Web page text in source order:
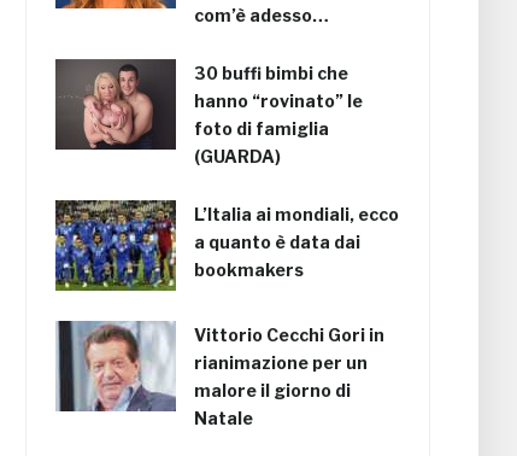
com’è adesso…
30 buffi bimbi che
hanno “rovinato” le
foto di famiglia
(GUARDA)
L’Italia ai mondiali, ecco
a quanto è data dai
bookmakers
Vittorio Cecchi Gori in
rianimazione per un
malore il giorno di
Natale